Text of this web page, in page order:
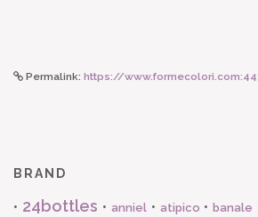
Permalink: https://www.formecolori.com:443/it_it/shop/borse_e_zaini/tracolle/
BRAND
• 24bottles • anniel• atipico •banale